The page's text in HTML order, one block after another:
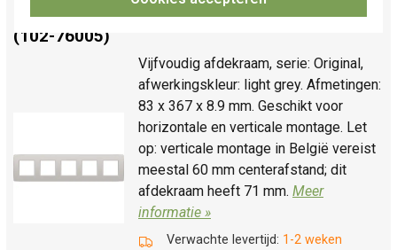
Niko afdekraam 5-voudig Original light grey
(102-76005)
Vijfvoudig afdekraam, serie: Original,
afwerkingskleur: light grey. Afmetingen:
83 x 367 x 8.9 mm. Geschikt voor
horizontale en verticale montage. Let
op: verticale montage in België vereist
meestal 60 mm centerafstand; dit
afdekraam heeft 71 mm. Meer
informatie »
Verwachte levertijd: 1-2 weken